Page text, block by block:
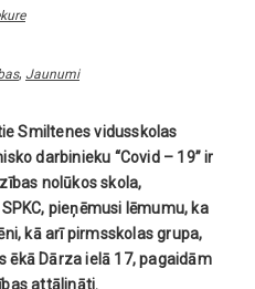
, Jaunumi
Smiltenes vidusskolas
darbinieku “Covid – 19” ir
nolūkos skola,
pieņēmusi lēmumu, ka
kā arī pirmsskolas grupa,
ēkā Dārza ielā 17, pagaidām
attālināti.